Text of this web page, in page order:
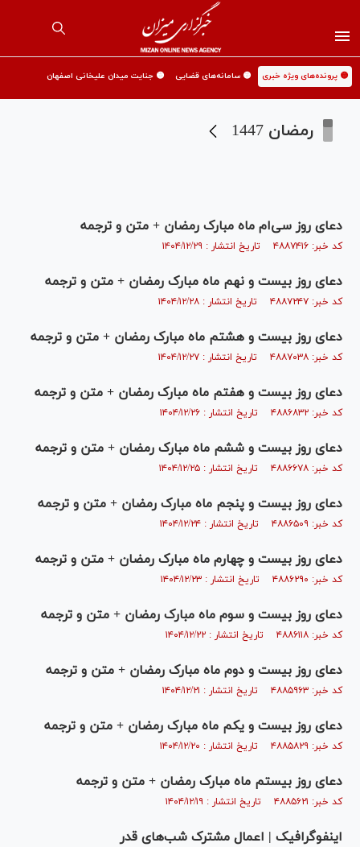
🟡 پرونده‌های ویژه خبری 🟡 سامانه‌های قضایی 🟡 جنایت میدان علیخانی اصفهان
رمضان 1447
دعای روز سی‌ام ماه مبارک رمضان + متن و ترجمه
کد خبر: ۴۸۸۷۴۱۶ تاریخ انتشار : ۱۴۰۴/۱۲/۲۹
دعای روز بیست و نهم ماه مبارک رمضان + متن و ترجمه
کد خبر: ۴۸۸۷۲۴۷ تاریخ انتشار : ۱۴۰۴/۱۲/۲۸
دعای روز بیست و هشتم ماه مبارک رمضان + متن و ترجمه
کد خبر: ۴۸۸۷۰۳۸ تاریخ انتشار : ۱۴۰۴/۱۲/۲۷
دعای روز بیست و هفتم ماه مبارک رمضان + متن و ترجمه
کد خبر: ۴۸۸۶۸۳۲ تاریخ انتشار : ۱۴۰۴/۱۲/۲۶
دعای روز بیست و ششم ماه مبارک رمضان + متن و ترجمه
کد خبر: ۴۸۸۶۶۷۸ تاریخ انتشار : ۱۴۰۴/۱۲/۲۵
دعای روز بیست و پنجم ماه مبارک رمضان + متن و ترجمه
کد خبر: ۴۸۸۶۵۰۹ تاریخ انتشار : ۱۴۰۴/۱۲/۲۴
دعای روز بیست و چهارم ماه مبارک رمضان + متن و ترجمه
کد خبر: ۴۸۸۶۲۹۰ تاریخ انتشار : ۱۴۰۴/۱۲/۲۳
دعای روز بیست و سوم ماه مبارک رمضان + متن و ترجمه
کد خبر: ۴۸۸۶۱۱۸ تاریخ انتشار : ۱۴۰۴/۱۲/۲۲
دعای روز بیست و دوم ماه مبارک رمضان + متن و ترجمه
کد خبر: ۴۸۸۵۹۶۳ تاریخ انتشار : ۱۴۰۴/۱۲/۲۱
دعای روز بیست و یکم ماه مبارک رمضان + متن و ترجمه
کد خبر: ۴۸۸۵۸۲۹ تاریخ انتشار : ۱۴۰۴/۱۲/۲۰
دعای روز بیستم ماه مبارک رمضان + متن و ترجمه
کد خبر: ۴۸۸۵۶۲۱ تاریخ انتشار : ۱۴۰۴/۱۲/۱۹
اینفوگرافیک | اعمال مشترک شب‌های قدر